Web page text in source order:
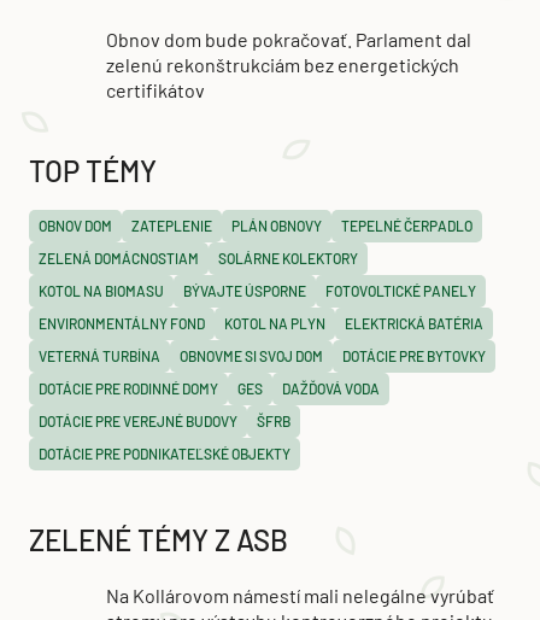
Obnov dom bude pokračovať. Parlament dal
zelenú rekonštrukciám bez energetických
certifikátov
TOP TÉMY
OBNOV DOM ZATEPLENIE PLÁN OBNOVY
TEPELNÉ ČERPADLO
ZELENÁ DOMÁCNOSTIAM
SOLÁRNE KOLEKTORY
KOTOL NA BIOMASU
BÝVAJTE ÚSPORNE
FOTOVOLTICKÉ PANELY
ENVIRONMENTÁLNY FOND
KOTOL NA PLYN
ELEKTRICKÁ BATÉRIA
VETERNÁ TURBÍNA
OBNOVME SI SVOJ DOM
DOTÁCIE PRE BYTOVKY
DOTÁCIE PRE RODINNÉ DOMY
GES
DAŽĎOVÁ VODA
DOTÁCIE PRE VEREJNÉ BUDOVY
ŠFRB
DOTÁCIE PRE PODNIKATEĽSKÉ OBJEKTY
ZELENÉ TÉMY Z ASB
Na Kollárovom námestí mali nelegálne vyrúbať